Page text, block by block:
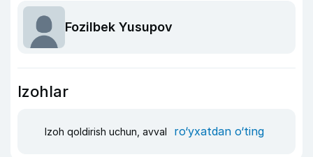
Fozilbek Yusupov
Izohlar
Izoh qoldirish uchun, avval ro‘yxatdan o‘ting